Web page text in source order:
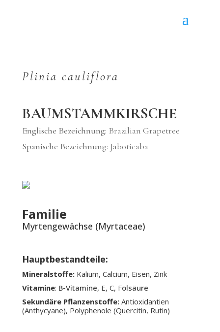
Plinia cauliflora
BAUMSTAMMKIRSCHE
Englische Bezeichnung: Brazilian Grapetree
Spanische Bezeichnung: Jaboticaba
Familie
Myrtengewächse (Myrtaceae)
Hauptbestandteile:
Mineralstoffe:Kalium, Calcium, Eisen, Zink
Vitamine: B-Vitamine, E, C, Folsäure
Sekundäre Pflanzenstoffe: Antioxidantien
(Anthycyane), Polyphenole (Quercitin, Rutin)